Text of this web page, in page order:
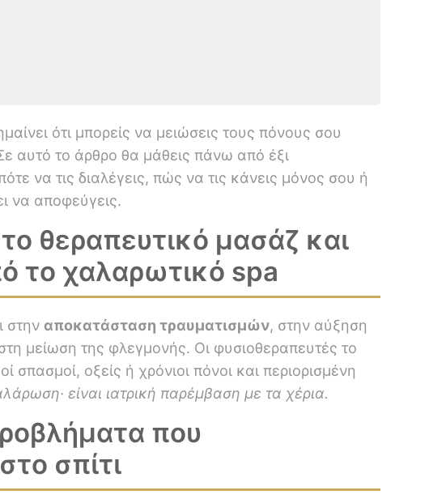
ότι μπορείς να μειώσεις τους πόνους σου
αυτό το άρθρο θα μάθεις πάνω από έξι
να τις διαλέγεις, πώς να τις κάνεις μόνος σου ή
να αποφεύγεις.
θεραπευτικό μασάζ και
το χαλαρωτικό spa
στην αποκατάσταση τραυματισμών, στην αύξηση
μείωση της φλεγμονής. Οι φυσιοθεραπευτές το
σπασμοί, οξείς ή χρόνιοι πόνοι και περιορισμένη
είναι ιατρική παρέμβαση με τα χέρια.
που
σπίτι